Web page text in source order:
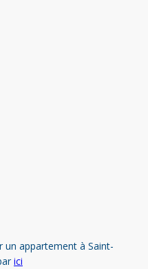
appartement à Saint-
ici